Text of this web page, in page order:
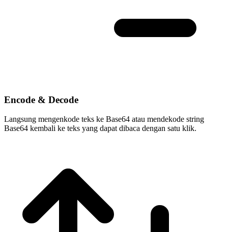
Encode & Decode
Langsung mengenkode teks ke Base64 atau mendekode string
Base64 kembali ke teks yang dapat dibaca dengan satu klik.